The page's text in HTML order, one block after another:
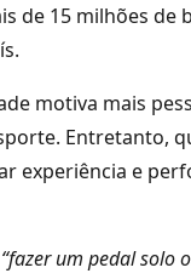
de 15 milhões de
motiva mais
Entretanto,
experiência e
“fazer um pedal solo